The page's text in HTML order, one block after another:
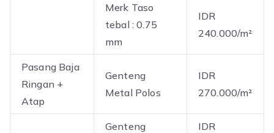
Merk Taso
tebal : 0.75
mm
IDR
240.000/m²
Pasang Baja
Ringan +
Atap
Genteng
Metal Polos
IDR
270.000/m²
Genteng
IDR